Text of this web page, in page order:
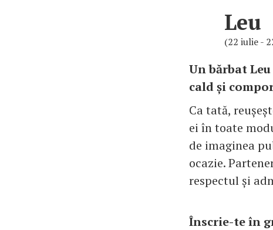
Leu
(22 iulie -
Un bărbat
cald și
Ca tată,
ei în toate
de imaginea
ocazie.
respectul și
Înscrie-te în